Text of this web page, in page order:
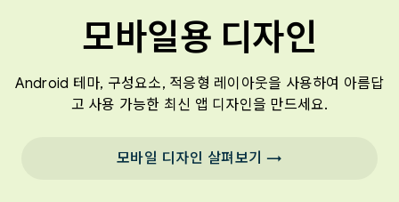
모바일용 디자인
Android 테마, 구성요소, 적응형 레이아웃을 사용하여 아름답
고 사용 가능한 최신 앱 디자인을 만드세요.
모바일 디자인 살펴보기 →